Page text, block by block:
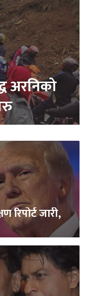
अरनिको
रिपोर्ट जारी,